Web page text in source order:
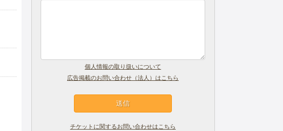
個人情報の取り扱いについて
広告掲載のお問い合わせ（法人）はこちら
チケットに関するお問い合わせはこちら